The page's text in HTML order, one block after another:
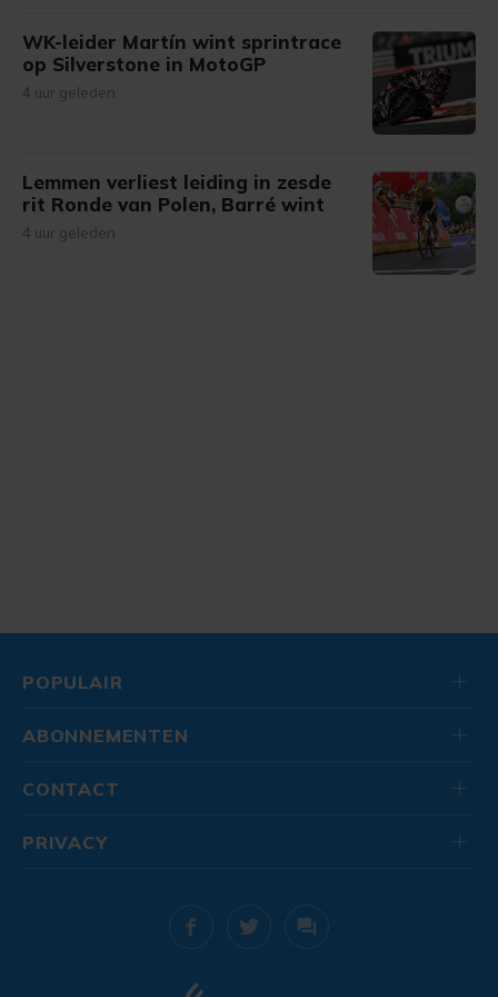
WK-leider Martín wint sprintrace
op Silverstone in MotoGP
4 uur geleden
Lemmen verliest leiding in zesde
rit Ronde van Polen, Barré wint
4 uur geleden
POPULAIR
ABONNEMENTEN
CONTACT
PRIVACY